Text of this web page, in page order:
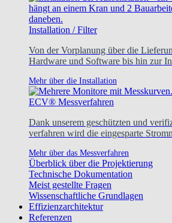
Installation / Filter
Von der Vorplanung über die
Hardware und Software bis hin zur
Mehr über die Installation
ECV® Messverfahren
Dank unserem geschützten und
verfahren wird die eingesparte
Mehr über das Messverfahren
Überblick über die Projektierung
Technische Dokumentation
Meist gestellte Fragen
Wissenschaftliche Grundlagen
Effizienzarchitektur
Referenzen